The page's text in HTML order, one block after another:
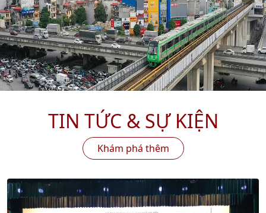
TIN TỨC & SỰ KIỆN
Khám phá thêm